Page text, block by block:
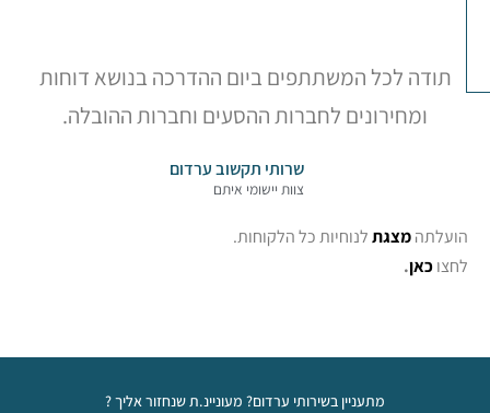
תודה לכל המשתתפים ביום ההדרכה בנושא דוחות
ומחירונים לחברות ההסעים וחברות ההובלה.
שרותי תקשוב ערדום
צוות יישומי איתם
מצגתלנוחיות כל הלקוחות.
כאן.
מתעניין בשירותי ערדום? מעוניינ.ת שנחזור אליך ?